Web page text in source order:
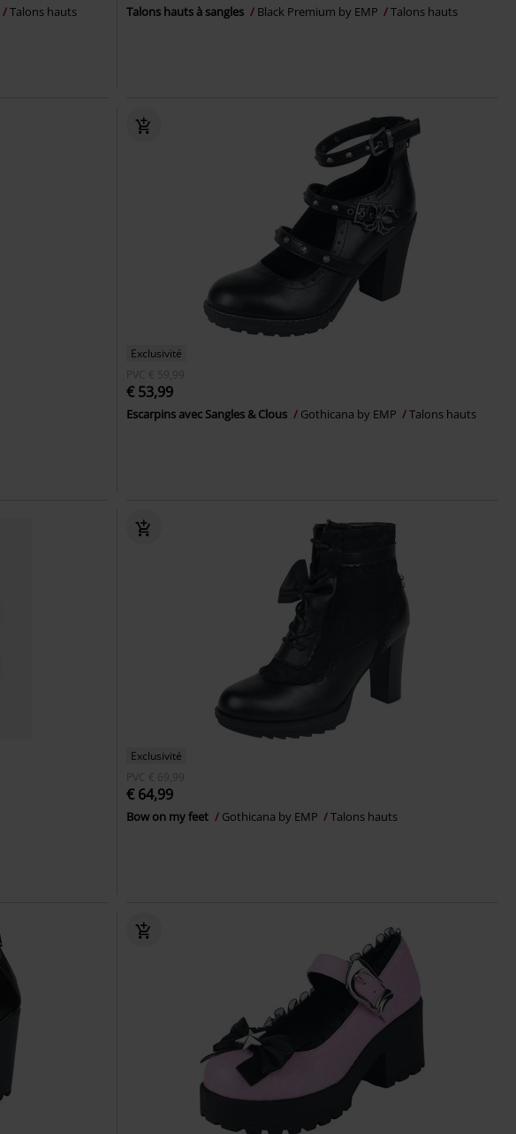
Talons hauts Talons hauts à sangles Black Premium by EMP Talons hauts
Exclusivité
PVC € 59,99
€ 53,99
Escarpins avec Sangles & Clous Gothicana by EMP Talons hauts
Exclusivité
PVC € 69,99
€ 64,99
Bow on my feet Gothicana by EMP Talons hauts